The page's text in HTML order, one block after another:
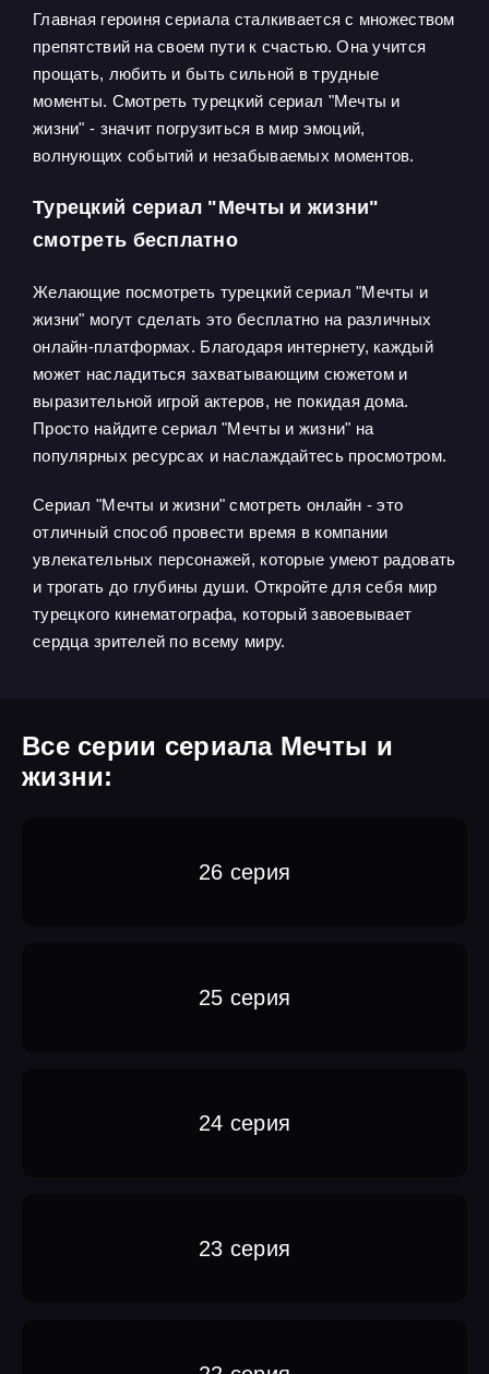
Главная героиня сериала сталкивается с множеством
препятствий на своем пути к счастью. Она учится
прощать, любить и быть сильной в трудные
моменты. Смотреть турецкий сериал "Мечты и
жизни" - значит погрузиться в мир эмоций,
волнующих событий и незабываемых моментов.
Турецкий сериал "Мечты и жизни"
смотреть бесплатно
Желающие посмотреть турецкий сериал "Мечты и
жизни" могут сделать это бесплатно на различных
онлайн-платформах. Благодаря интернету, каждый
может насладиться захватывающим сюжетом и
выразительной игрой актеров, не покидая дома.
Просто найдите сериал "Мечты и жизни" на
популярных ресурсах и наслаждайтесь просмотром.
Сериал "Мечты и жизни" смотреть онлайн - это
отличный способ провести время в компании
увлекательных персонажей, которые умеют радовать
и трогать до глубины души. Откройте для себя мир
турецкого кинематографа, который завоевывает
сердца зрителей по всему миру.
Все серии сериала Мечты и
жизни:
26 серия
25 серия
24 серия
23 серия